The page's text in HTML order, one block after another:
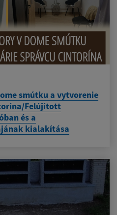
smútku a vytvorenie
Felújított
és a
kialakítása